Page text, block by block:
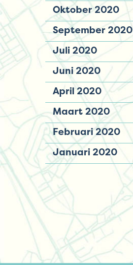
Oktober 2020
September 2020
Juli 2020
Juni 2020
April 2020
Maart 2020
Februari 2020
Januari 2020